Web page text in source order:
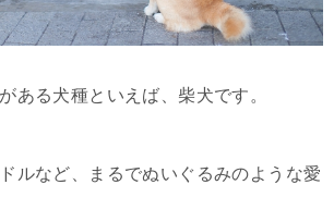
ある犬種といえば、柴犬です。
ルなど、まるでぬいぐるみのような愛